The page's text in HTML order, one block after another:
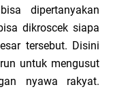
dipertanyakan
dikroscek siapa
tersebut. Disini
untuk mengusut
nyawa rakyat.